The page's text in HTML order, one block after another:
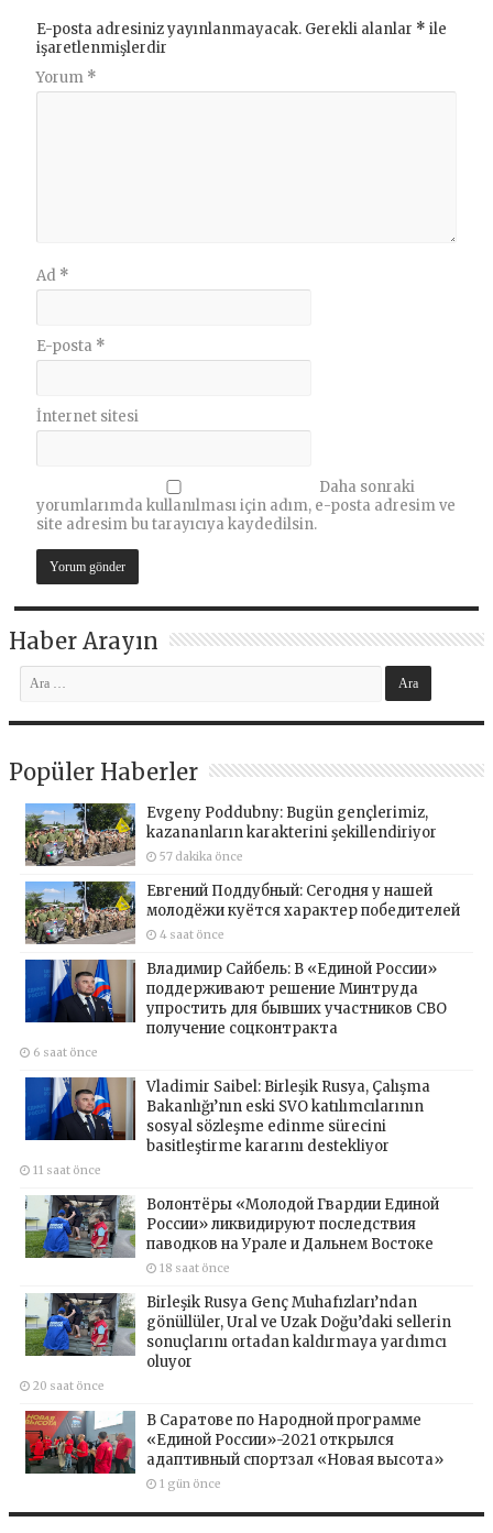
E-posta adresiniz yayınlanmayacak. Gerekli alanlar * ile
işaretlenmişlerdir
Yorum *
Ad *
E-posta *
İnternet sitesi
Daha sonraki
yorumlarımda kullanılması için adım, e-posta adresim ve
site adresim bu tarayıcıya kaydedilsin.
Haber Arayın
Popüler Haberler
Evgeny Poddubny: Bugün gençlerimiz,
kazananların karakterini şekillendiriyor
57 dakika önce
Евгений Поддубный: Сегодня у нашей
молодёжи куётся характер победителей
4 saat önce
Владимир Сайбель: В «Единой России»
поддерживают решение Минтруда
упростить для бывших участников СВО
получение соцконтракта
6 saat önce
Vladimir Saibel: Birleşik Rusya, Çalışma
Bakanlığı’nın eski SVO katılımcılarının
sosyal sözleşme edinme sürecini
basitleştirme kararını destekliyor
11 saat önce
Волонтёры «Молодой Гвардии Единой
России» ликвидируют последствия
паводков на Урале и Дальнем Востоке
18 saat önce
Birleşik Rusya Genç Muhafızları’ndan
gönüllüler, Ural ve Uzak Doğu’daki sellerin
sonuçlarını ortadan kaldırmaya yardımcı
oluyor
20 saat önce
В Саратове по Народной программе
«Единой России»-2021 открылся
адаптивный спортзал «Новая высота»
1 gün önce